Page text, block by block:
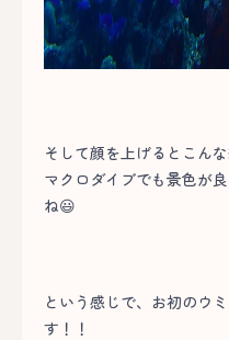
そして顔を上げるとこん
マクロダイブでも景色が
ね😃
という感じで、お初のウ
す！！